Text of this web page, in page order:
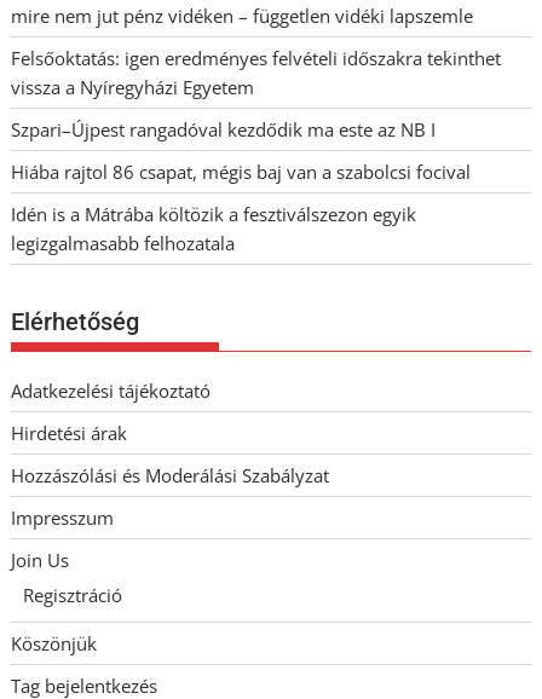
mire nem jut pénz vidéken – független vidéki lapszemle
Felsőoktatás: igen eredményes felvételi időszakra tekinthet
vissza a Nyíregyházi Egyetem
Szpari–Újpest rangadóval kezdődik ma este az NB I
Hiába rajtol 86 csapat, mégis baj van a szabolcsi focival
Idén is a Mátrába költözik a fesztiválszezon egyik
legizgalmasabb felhozatala
Elérhetőség
Adatkezelési tájékoztató
Hirdetési árak
Hozzászólási és Moderálási Szabályzat
Impresszum
Join Us
Regisztráció
Köszönjük
Tag bejelentkezés